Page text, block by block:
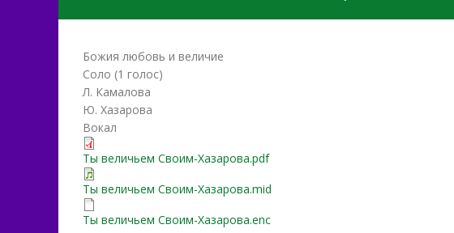
Божия любовь и величие
Соло (1 голос)
Л. Камалова
Ю. Хазарова
Вокал
Ты величьем Своим-Хазарова.pdf
Ты величьем Своим-Хазарова.mid
Ты величьем Своим-Хазарова.enc